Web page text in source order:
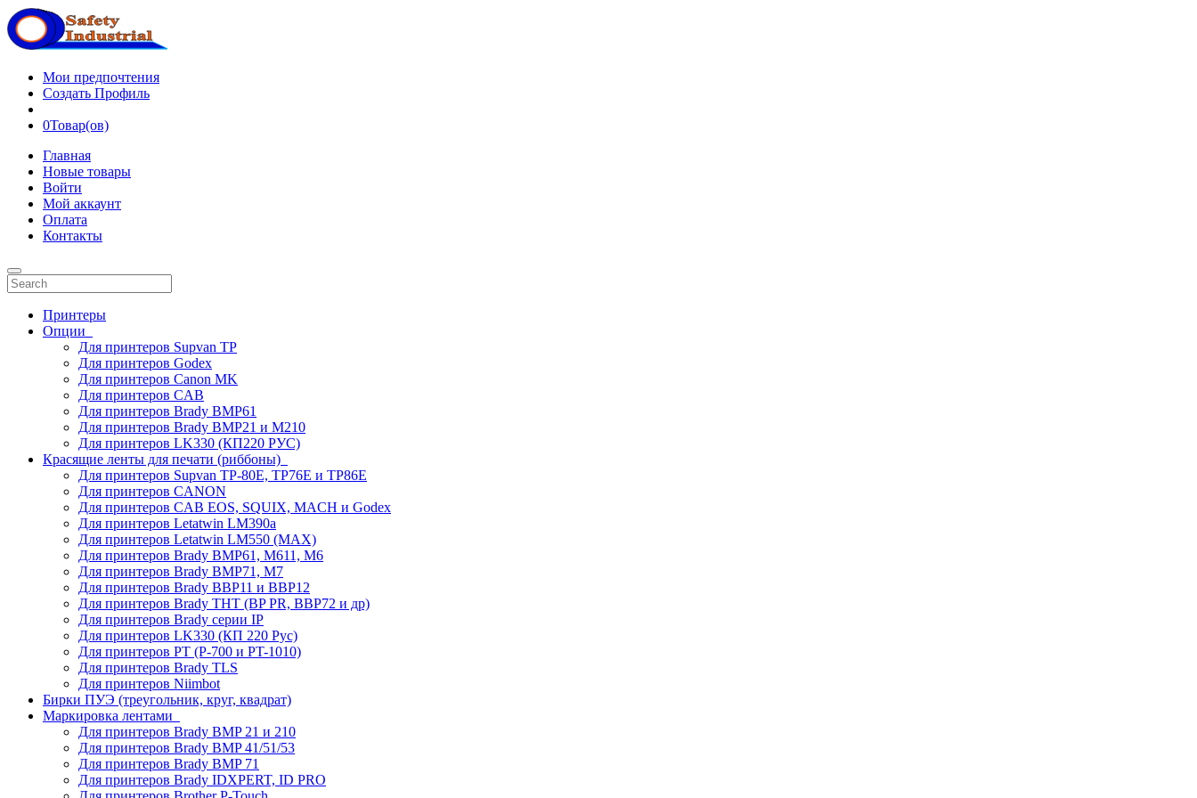
Мои предпочтения
Создать Профиль
0Товар(ов)
Главная
Новые товары
Войти
Мой аккаунт
Оплата
Контакты
Принтеры
Опции
Для принтеров Supvan TP
Для принтеров Godex
Для принтеров Canon MK
Для принтеров CAB
Для принтеров Brady BMP61
Для принтеров Brady BMP21 и M210
Для принтеров LK330 (КП220 РУС)
Красящие ленты для печати (риббоны)
Для принтеров Supvan TP-80E, TP76E и TP86E
Для принтеров CANON
Для принтеров CAB EOS, SQUIX, MACH и Godex
Для принтеров Letatwin LM390a
Для принтеров Letatwin LM550 (MAX)
Для принтеров Brady BMP61, M611, M6
Для принтеров Brady BMP71, M7
Для принтеров Brady BBP11 и BBP12
Для принтеров Brady THT (BP PR, BBP72 и др)
Для принтеров Brady серии IP
Для принтеров LK330 (КП 220 Рус)
Для принтеров PT (P-700 и PT-1010)
Для принтеров Brady TLS
Для принтеров Niimbot
Бирки ПУЭ (треугольник, круг, квадрат)
Маркировка лентами
Для принтеров Brady BMP 21 и 210
Для принтеров Brady BMP 41/51/53
Для принтеров Brady BMP 71
Для принтеров Brady IDXPERT, ID PRO